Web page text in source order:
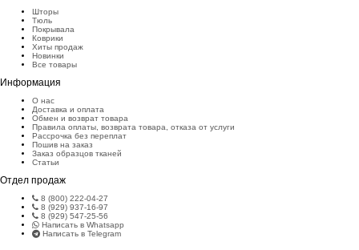
Шторы
Тюль
Покрывала
Коврики
Хиты продаж
Новинки
Все товары
Информация
О нас
Доставка и оплата
Обмен и возврат товара
Правила оплаты, возврата товара, отказа от услуги
Рассрочка без переплат
Пошив на заказ
Заказ образцов тканей
Статьи
Отдел продаж
8 (800) 222-04-27
8 (929) 937-16-97
8 (929) 547-25-56
Написать в Whatsapp
Написать в Telegram